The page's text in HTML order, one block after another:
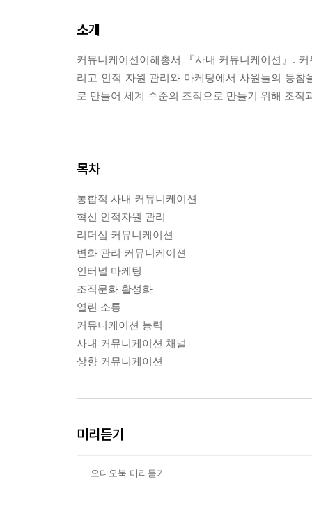
소개
커뮤니케이션이해총서 『사내 커뮤니케이션』.
리고 인적 자원 관리와 마케팅에서 사원들의 동
로 만들어 세계 수준의 조직으로 만들기 위해 조
목차
통합적 사내 커뮤니케이션
혁신 인적자원 관리
리더십 커뮤니케이션
변화 관리 커뮤니케이션
인터널 마케팅
조직문화 활성화
열린 소통
커뮤니케이션 능력
사내 커뮤니케이션 채널
상향 커뮤니케이션
미리듣기
오디오북 미리듣기